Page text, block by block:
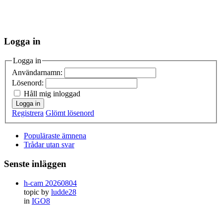
Logga in
Logga in
Användarnamn:
Lösenord:
Håll mig inloggad
Logga in
Registrera Glömt lösenord
Populäraste ämnena
Trådar utan svar
Senste inläggen
h-cam 20260804
topic by ludde28
in IGO8